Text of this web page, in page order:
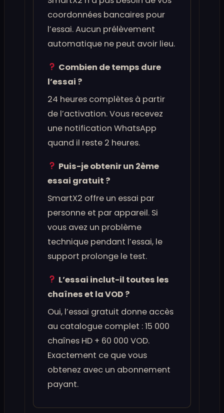
coordonnées bancaires pour
l’essai. Aucun prélèvement
automatique ne peut avoir lieu.
Combien de temps dure
l’essai ?
24 heures complètes à partir
de l’activation. Vous recevez
une notification WhatsApp
quand il reste 2 heures.
Puis-je obtenir un 2ème
essai gratuit ?
SmartX2 offre un essai par
personne et par appareil. Si
vous avez un problème
technique pendant l’essai, le
support prolonge le test.
L’essai inclut-il toutes les
chaînes et la VOD ?
Oui, l’essai gratuit donne accès
au catalogue complet : 15 000
chaînes HD + 60 000 VOD.
Exactement ce que vous
obtenez avec un abonnement
payant.